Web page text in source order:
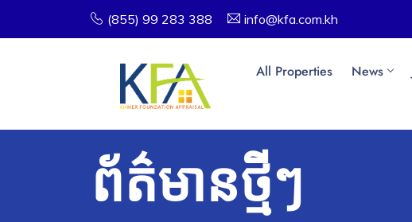
(855) 99 283 388 info@kfa.com.kh
All Properties News
ព័ត៌មានថ្មីៗ